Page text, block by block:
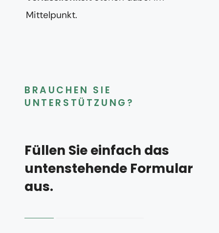
Mittelpunkt.
BRAUCHEN SIE
UNTERSTÜTZUNG?
Füllen Sie einfach das
untenstehende Formular
aus.